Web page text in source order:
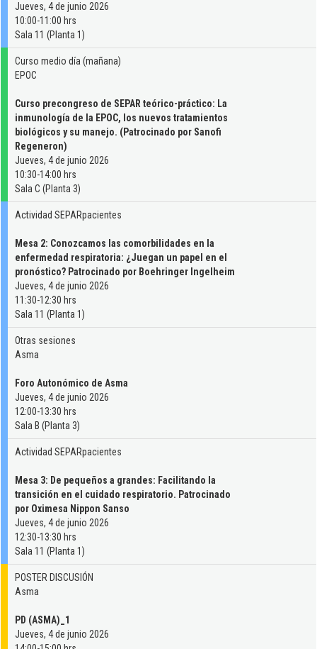
Jueves, 4 de junio 2026
10:00-11:00 hrs
Sala 11 (Planta 1)
Curso medio día (mañana)
EPOC
Curso precongreso de SEPAR teórico-práctico: La
inmunología de la EPOC, los nuevos tratamientos
biológicos y su manejo. (Patrocinado por Sanofi
Regeneron)
Jueves, 4 de junio 2026
10:30-14:00 hrs
Sala C (Planta 3)
Actividad SEPARpacientes
Mesa 2: Conozcamos las comorbilidades en la
enfermedad respiratoria: ¿Juegan un papel en el
pronóstico? Patrocinado por Boehringer Ingelheim
Jueves, 4 de junio 2026
11:30-12:30 hrs
Sala 11 (Planta 1)
Otras sesiones
Asma
Foro Autonómico de Asma
Jueves, 4 de junio 2026
12:00-13:30 hrs
Sala B (Planta 3)
Actividad SEPARpacientes
Mesa 3: De pequeños a grandes: Facilitando la
transición en el cuidado respiratorio. Patrocinado
por Oximesa Nippon Sanso
Jueves, 4 de junio 2026
12:30-13:30 hrs
Sala 11 (Planta 1)
POSTER DISCUSIÓN
Asma
PD (ASMA)_1
Jueves, 4 de junio 2026